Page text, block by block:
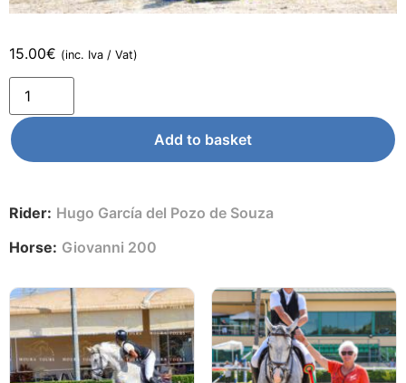
15.00€ (inc. Iva / Vat)
Add to basket
Rider: Hugo García del Pozo de Souza
Horse: Giovanni 200